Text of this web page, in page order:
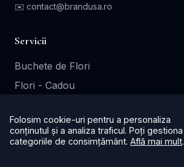
✉️ contact@brandusa.ro
Servicii
Buchete de Flori
Flori - Cadou
Coroane - Jerbe
Cutii Cadou
Folosim cookie-uri pentru a personaliza
conținutul și a analiza traficul. Poți gestiona
categoriile de consimțământ. Află mai mult.